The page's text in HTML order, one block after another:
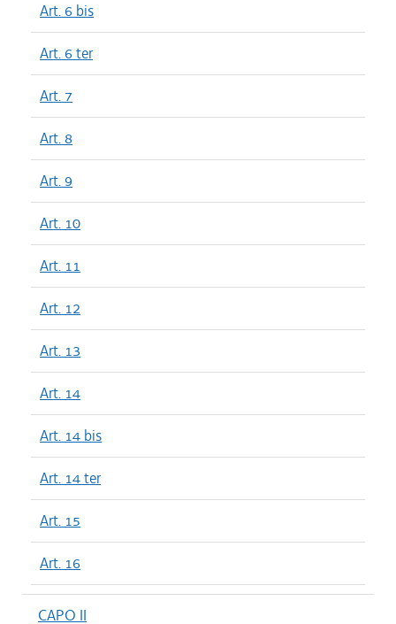
Art. 6 bis
Art. 6 ter
Art. 7
Art. 8
Art. 9
Art. 10
Art. 11
Art. 12
Art. 13
Art. 14
Art. 14 bis
Art. 14 ter
Art. 15
Art. 16
CAPO II